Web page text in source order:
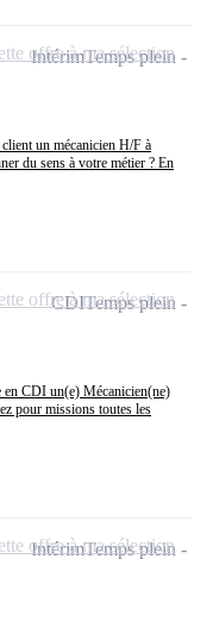
un mécanicien H/F à
du sens à votre métier ? En
IntérimTemps plein
offre à ma sélection
CDI un(e) Mécanicien(ne)
pour missions toutes les
CDITemps plein
offre à ma sélection
IntérimTemps plein
offre à ma sélection